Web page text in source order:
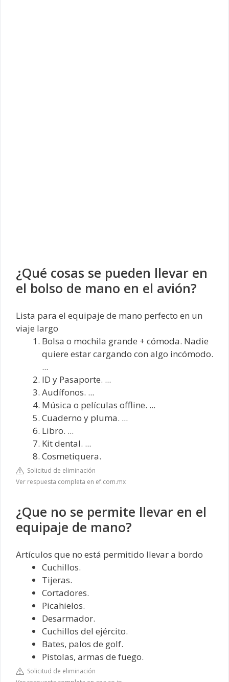
¿Qué cosas se pueden llevar en
el bolso de mano en el avión?
Lista para el equipaje de mano perfecto en un
viaje largo
Bolsa o mochila grande + cómoda. Nadie
quiere estar cargando con algo incómodo.
...
ID y Pasaporte. ...
Audífonos. ...
Música o películas offline. ...
Cuaderno y pluma. ...
Libro. ...
Kit dental. ...
Cosmetiquera.
Solicitud de eliminación
Ver respuesta completa en ef.com.mx
¿Que no se permite llevar en el
equipaje de mano?
Artículos que no está permitido llevar a bordo
Cuchillos.
Tijeras.
Cortadores.
Picahielos.
Desarmador.
Cuchillos del ejército.
Bates, palos de golf.
Pistolas, armas de fuego.
Solicitud de eliminación